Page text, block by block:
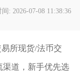
: 2026-07-08 11:38:36
所现货/法币交
渠道，新手优先选